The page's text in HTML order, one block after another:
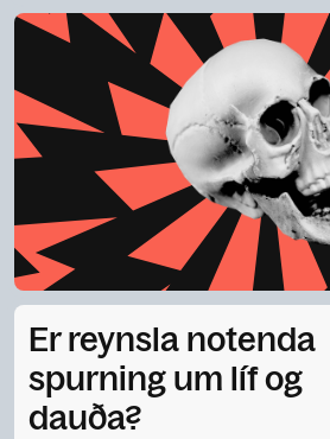
Er reynsla notenda
spurning um líf og
dauða?